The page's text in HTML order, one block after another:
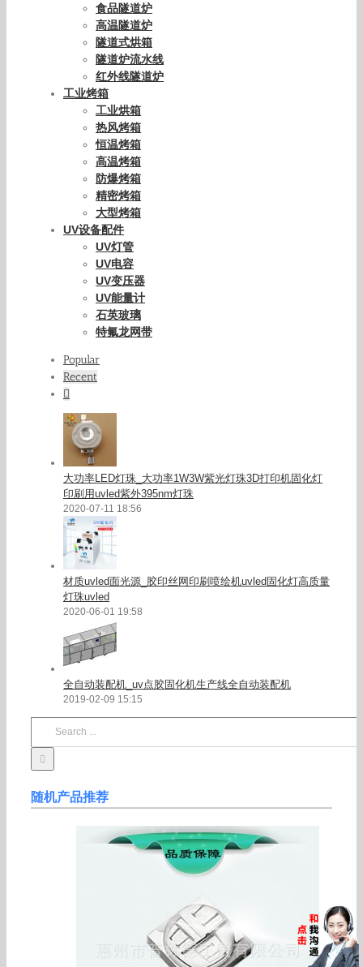
食品隧道炉
高温隧道炉
隧道式烘箱
隧道炉流水线
红外线隧道炉
工业烤箱
工业烘箱
热风烤箱
恒温烤箱
高温烤箱
防爆烤箱
精密烤箱
大型烤箱
UV设备配件
UV灯管
UV电容
UV变压器
UV能量计
石英玻璃
特氟龙网带
Popular
Recent
大功率LED灯珠_大功率1W3W紫光灯珠3D打印机固化灯
印刷用uvled紫外395nm灯珠
2020-07-11 18:56
材质uvled面光源_胶印丝网印刷喷绘机uvled固化灯高质量
灯珠uvled
2020-06-01 19:58
全自动装配机_uv点胶固化机生产线全自动装配机
2019-02-09 15:15
随机产品推荐